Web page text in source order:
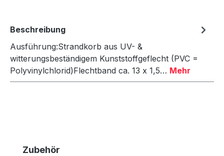
Beschreibung
Ausführung:Strandkorb aus UV- &
witterungsbeständigem Kunststoffgeflecht (PVC =
Polyvinylchlorid)Flechtband ca. 13 x 1,5… Mehr
Produktgalerie überspringen
Zubehör